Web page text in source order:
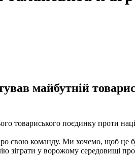
майбутній
товариського поєдинку проти
свою команду. Ми хочемо, щоб
зіграти у ворожому середовищі